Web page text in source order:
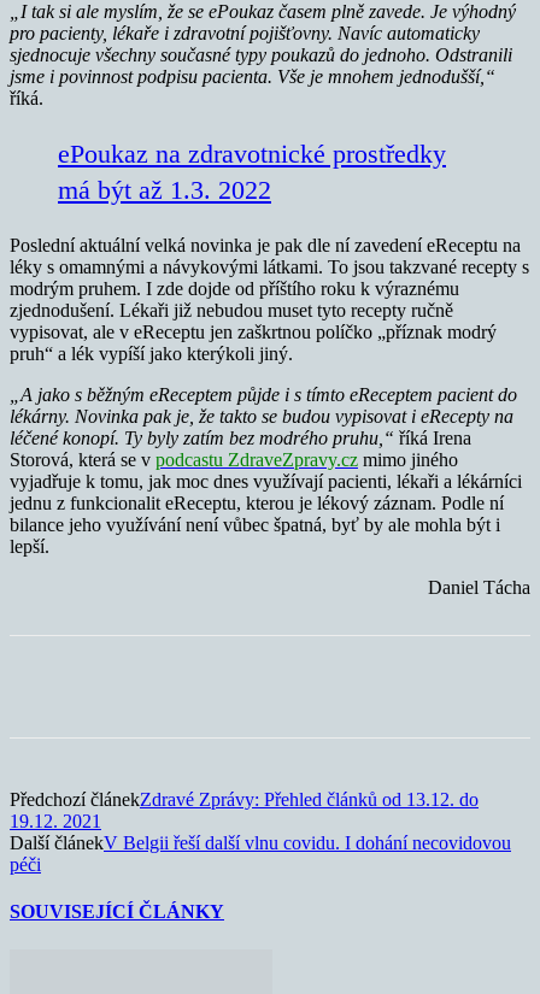
„I tak si ale myslím, že se ePoukaz časem plně zavede. Je výhodný
pro pacienty, lékaře i zdravotní pojišťovny. Navíc automaticky
sjednocuje všechny současné typy poukazů do jednoho. Odstranili
jsme i povinnost podpisu pacienta. Vše je mnohem jednodušší,“
říká.
ePoukaz na zdravotnické prostředky
má být až 1.3. 2022
Poslední aktuální velká novinka je pak dle ní zavedení eReceptu na
léky s omamnými a návykovými látkami. To jsou takzvané recepty s
modrým pruhem. I zde dojde od příštího roku k výraznému
zjednodušení. Lékaři již nebudou muset tyto recepty ručně
vypisovat, ale v eReceptu jen zaškrtnou políčko „příznak modrý
pruh“ a lék vypíší jako kterýkoli jiný.
„A jako s běžným eReceptem půjde i s tímto eReceptem pacient do
lékárny. Novinka pak je, že takto se budou vypisovat i eRecepty na
léčené konopí. Ty byly zatím bez modrého pruhu,“ říká Irena
Storová, která se v podcastu ZdraveZpravy.cz mimo jiného
vyjadřuje k tomu, jak moc dnes využívají pacienti, lékaři a lékárníci
jednu z funkcionalit eReceptu, kterou je lékový záznam. Podle ní
bilance jeho využívání není vůbec špatná, byť by ale mohla být i
lepší.
Daniel Tácha
Předchozí článekZdravé Zprávy: Přehled článků od 13.12. do
19.12. 2021
Další článekV Belgii řeší další vlnu covidu. I dohání necovidovou
péči
SOUVISEJÍCÍ ČLÁNKY